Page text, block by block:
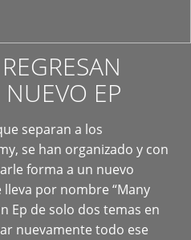
NUEVO EP
separan a los
se han organizado y con
forma a un nuevo
por nombre “Many
Ep de solo dos temas en
nuevamente todo ese